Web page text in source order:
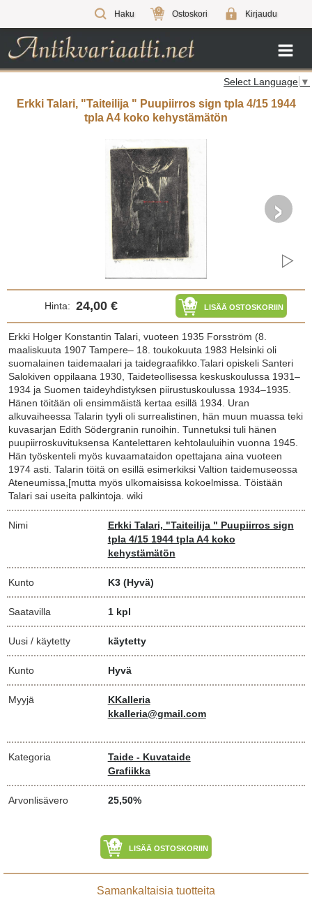
Haku 0 Ostoskori Kirjaudu
Select Language ▼
Erkki Talari, "Taiteilija " Puupiirros sign tpla 4/15 1944
tpla A4 koko kehystämätön
›
Hinta: 24,00 € LISÄÄ OSTOSKORIIN
Erkki Holger Konstantin Talari, vuoteen 1935 Forsström (8.
maaliskuuta 1907 Tampere– 18. toukokuuta 1983 Helsinki oli
suomalainen taidemaalari ja taidegraafikko.Talari opiskeli Santeri
Salokiven oppilaana 1930, Taideteollisessa keskuskoulussa 1931–
1934 ja Suomen taideyhdistyksen piirustuskoulussa 1934–1935.
Hänen töitään oli ensimmäistä kertaa esillä 1934. Uran
alkuvaiheessa Talarin tyyli oli surrealistinen, hän muun muassa teki
kuvasarjan Edith Södergranin runoihin. Tunnetuksi tuli hänen
puupiirroskuvituksensa Kantelettaren kehtolauluihin vuonna 1945.
Hän työskenteli myös kuvaamataidon opettajana aina vuoteen
1974 asti. Talarin töitä on esillä esimerkiksi Valtion taidemuseossa
Ateneumissa,[mutta myös ulkomaisissa kokoelmissa. Töistään
Talari sai useita palkintoja. wiki
Nimi
Erkki Talari, "Taiteilija " Puupiirros sign
tpla 4/15 1944 tpla A4 koko
kehystämätön
Kunto K3 (Hyvä)
Saatavilla 1 kpl
Uusi / käytetty käytetty
Kunto Hyvä
Myyjä
KKalleria
kkalleria@gmail.com
Kategoria
Taide - Kuvataide
Grafiikka
Arvonlisävero 25,50%
LISÄÄ OSTOSKORIIN
Samankaltaisia tuotteita